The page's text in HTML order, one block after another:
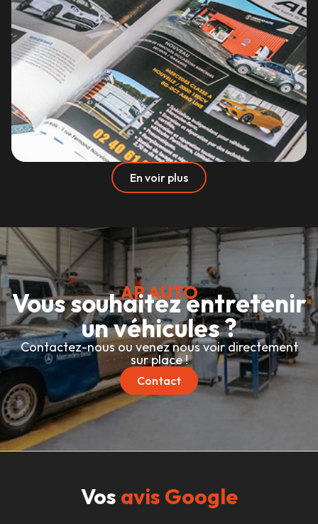
En voir plus
AP AUTO
Vous souhaitez entretenir
un véhicules ?
Contactez-nous ou venez nous voir directement
sur place !
Contact
Vos avis Google